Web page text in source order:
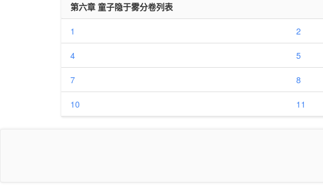
第六章 童子隐于雾分卷列表
1 2
4 5
7 8
10 11